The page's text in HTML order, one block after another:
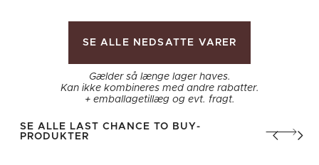
SE ALLE NEDSATTE VARER
Gælder så længe lager haves.
Kan ikke kombineres med andre rabatter.
+ emballagetillæg og evt. fragt.
SE ALLE LAST CHANCE TO BUY-
PRODUKTER
Vis tidligere
Vis